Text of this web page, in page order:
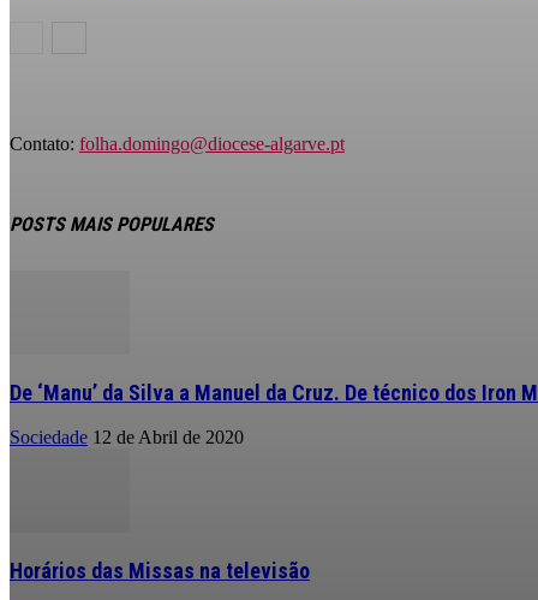
Contato: folha.domingo@diocese-algarve.pt
POSTS MAIS POPULARES
De ‘Manu’ da Silva a Manuel da Cruz. De técnico dos Iron
Sociedade 12 de Abril de 2020
Horários das Missas na televisão